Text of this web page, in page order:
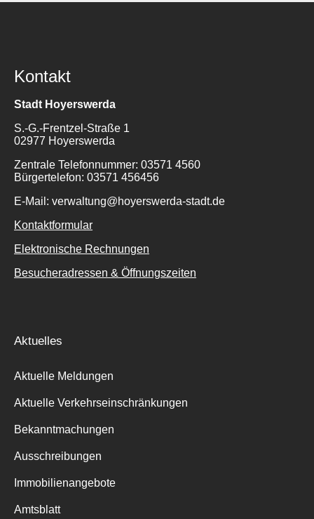
für:
Kontakt
Stadt Hoyerswerda
S.-G.-Frentzel-Straße 1
02977 Hoyerswerda
Zentrale Telefonnummer: 03571 4560
Bürgertelefon: 03571 456456
E-Mail: verwaltung@hoyerswerda-stadt.de
Kontaktformular
Elektronische Rechnungen
Besucheradressen & Öffnungszeiten
Aktuelles
Aktuelle Meldungen
Aktuelle Verkehrseinschränkungen
Bekanntmachungen
Ausschreibungen
Immobilienangebote
Amtsblatt